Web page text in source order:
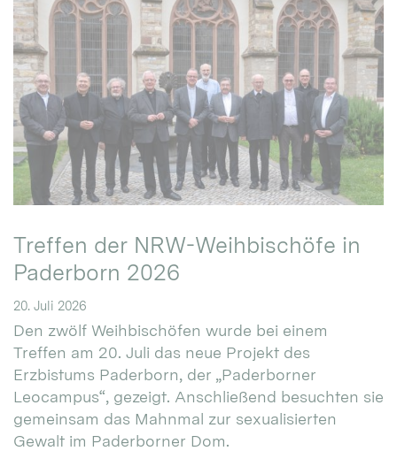
Treffen der NRW-Weihbischöfe in
Paderborn 2026
20. Juli 2026
Den zwölf Weihbischöfen wurde bei einem
Treffen am 20. Juli das neue Projekt des
Erzbistums Paderborn, der „Paderborner
Leocampus“, gezeigt. Anschließend besuchten sie
gemeinsam das Mahnmal zur sexualisierten
Gewalt im Paderborner Dom.